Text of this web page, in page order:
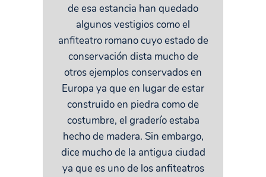
de esa estancia han quedado
algunos vestigios como el
anfiteatro romano cuyo estado de
conservación dista mucho de
otros ejemplos conservados en
Europa ya que en lugar de estar
construido en piedra como de
costumbre, el graderío estaba
hecho de madera. Sin embargo,
dice mucho de la antigua ciudad
ya que es uno de los anfiteatros